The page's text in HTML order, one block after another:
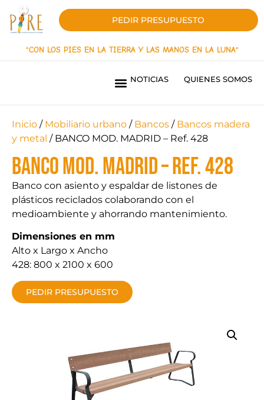
PEDIR PRESUPUESTO
"CON LOS PIES EN LA TIERRA Y LAS MANOS EN LA LUNA"
NOTICIAS QUIENES SOMOS
Inicio / Mobiliario urbano / Bancos / Bancos madera
y metal / BANCO MOD. MADRID – Ref. 428
BANCO MOD. MADRID – Ref. 428
Banco con asiento y espaldar de listones de
plásticos reciclados colaborando con el
medioambiente y ahorrando mantenimiento.
Dimensiones en mm
Alto x Largo x Ancho
428: 800 x 2100 x 600
PEDIR PRESUPUESTO